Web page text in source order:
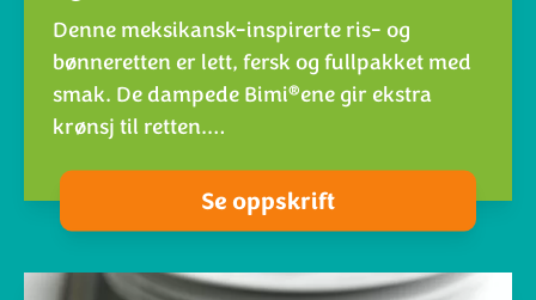
Denne meksikansk-inspirerte ris- og
bønneretten er lett, fersk og fullpakket med
smak. De dampede Bimi®ene gir ekstra
krønsj til retten.…
Se oppskrift